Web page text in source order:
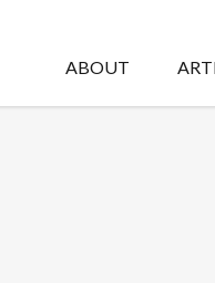
ABOUT